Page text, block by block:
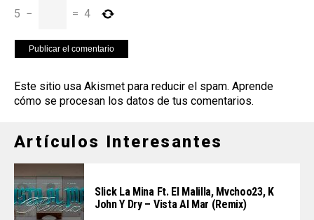
5 − = 4
Este sitio usa Akismet para reducir el spam. Aprende
cómo se procesan los datos de tus comentarios.
Artículos Interesantes
Slick La Mina Ft. El Malilla, Mvchoo23, K
John Y Dry – Vista Al Mar (Remix)